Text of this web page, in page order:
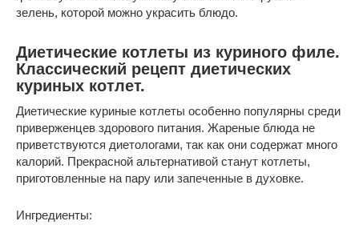
зелень, которой можно украсить блюдо.
Диетические котлеты из куриного филе.
Классический рецепт диетических
куриных котлет.
Диетические куриные котлеты особенно популярны среди
приверженцев здорового питания. Жареные блюда не
приветствуются диетологами, так как они содержат много
калорий. Прекрасной альтернативой станут котлеты,
приготовленные на пару или запеченные в духовке.
Ингредиенты: